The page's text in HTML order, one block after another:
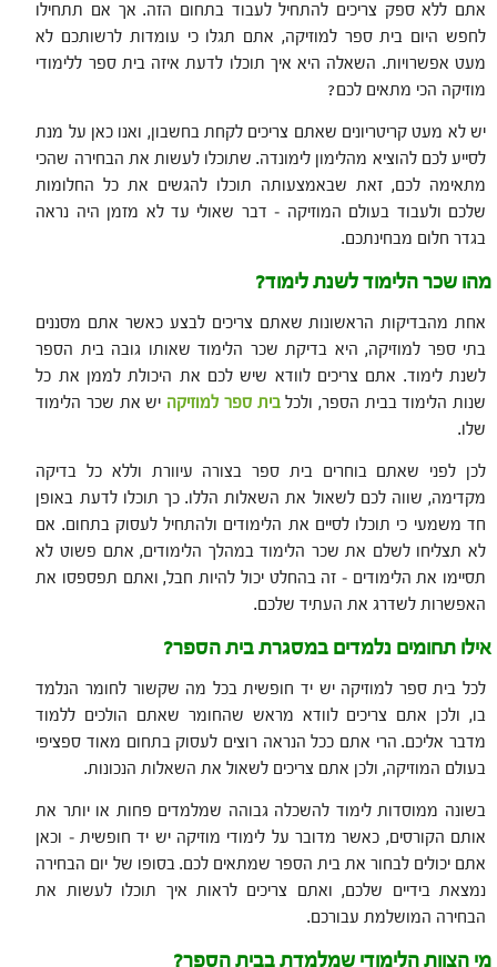
אתם ללא ספק צריכים להתחיל לעבוד בתחום הזה. אך אם תתחילו
לחפש היום בית ספר למוזיקה, אתם תגלו כי עומדות לרשותכם לא
מעט אפשרויות. השאלה היא איך תוכלו לדעת איזה בית ספר ללימודי
מוזיקה הכי מתאים לכם?
יש לא מעט קריטריונים שאתם צריכים לקחת בחשבון, ואנו כאן על מנת
לסייע לכם להוציא מהלימון לימונדה. שתוכלו לעשות את הבחירה שהכי
מתאימה לכם, זאת שבאמצעותה תוכלו להגשים את כל החלומות
שלכם ולעבוד בעולם המוזיקה – דבר שאולי עד לא מזמן היה נראה
בגדר חלום מבחינתכם.
מהו שכר הלימוד לשנת לימוד?
אחת מהבדיקות הראשונות שאתם צריכים לבצע כאשר אתם מסננים
בתי ספר למוזיקה, היא בדיקת שכר הלימוד שאותו גובה בית הספר
לשנת לימוד. אתם צריכים לוודא שיש לכם את היכולת לממן את כל
שנות הלימוד בבית הספר, ולכל בית ספר למוזיקה יש את שכר הלימוד
שלו.
לכן לפני שאתם בוחרים בית ספר בצורה עיוורת וללא כל בדיקה
מקדימה, שווה לכם לשאול את השאלות הללו. כך תוכלו לדעת באופן
חד משמעי כי תוכלו לסיים את הלימודים ולהתחיל לעסוק בתחום. אם
לא תצליחו לשלם את שכר הלימוד במהלך הלימודים, אתם פשוט לא
תסיימו את הלימודים – זה בהחלט יכול להיות חבל, ואתם תפספסו את
האפשרות לשדרג את העתיד שלכם.
אילו תחומים נלמדים במסגרת בית הספר?
לכל בית ספר למוזיקה יש יד חופשית בכל מה שקשור לחומר הנלמד
בו, ולכן אתם צריכים לוודא מראש שהחומר שאתם הולכים ללמוד
מדבר אליכם. הרי אתם ככל הנראה רוצים לעסוק בתחום מאוד ספציפי
בעולם המוזיקה, ולכן אתם צריכים לשאול את השאלות הנכונות.
בשונה ממוסדות לימוד להשכלה גבוהה שמלמדים פחות או יותר את
אותם הקורסים, כאשר מדובר על לימודי מוזיקה יש יד חופשית – וכאן
אתם יכולים לבחור את בית הספר שמתאים לכם. בסופו של יום הבחירה
נמצאת בידיים שלכם, ואתם צריכים לראות איך תוכלו לעשות את
הבחירה המושלמת עבורכם.
מי הצוות הלימודי שמלמדת בבית הספר?